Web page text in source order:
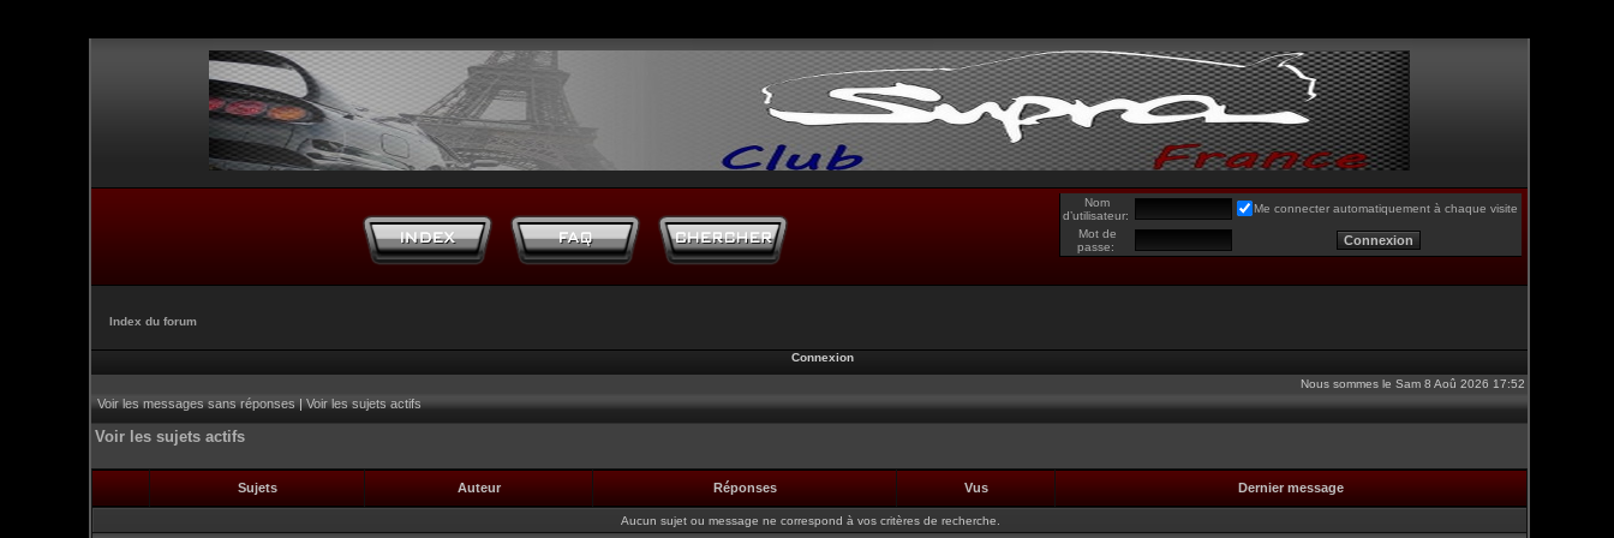
Nom
d’utilisateur:
Me connecter automatiquement à chaque visite
Mot de
passe:
Index du forum
Connexion
Nous sommes le Sam 8 Aoû 2026 17:52
Voir les messages sans réponses|Voir les sujets actifs
Voir les sujets actifs
Sujets Auteur Réponses Vus Dernier message
Aucun sujet ou message ne correspond à vos critères de recherche.